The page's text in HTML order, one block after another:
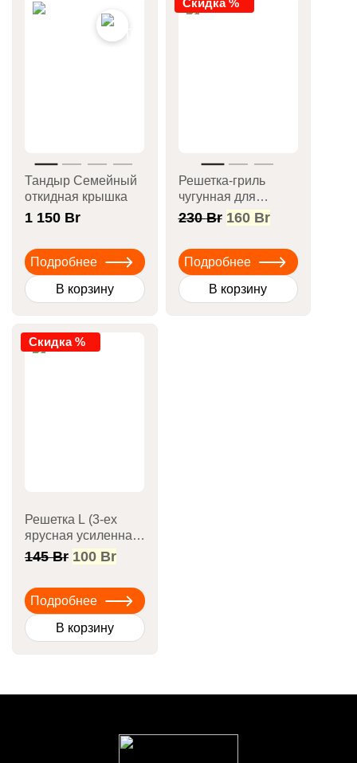
Тандыр Семейный
откидная крышка
1 150 Br
Подробнее
В корзину
Скидка %
Решетка-гриль
чугунная для
стейков
230Br Первоначальная
составляла
230 Br.
160 BrТекущая
160 Br.
Подробнее
В корзину
Скидка %
Решетка L (3-ех
ярусная усиленная
с бортом d 27см)
145Br Первоначальная
составляла
145 Br.
100 BrТекущая
100 Br.
Подробнее
В корзину